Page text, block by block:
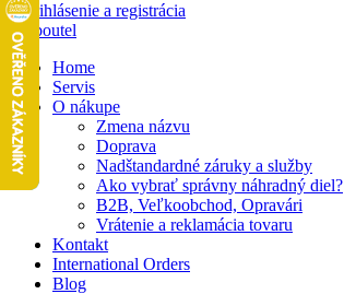
Prihlásenie a registrácia
Home
Servis
O nákupe
Zmena názvu
Doprava
Nadštandardné záruky a služby
Ako vybrať správny náhradný diel?
B2B, Veľkoobchod, Opravári
Vrátenie a reklamácia tovaru
Kontakt
International Orders
Blog